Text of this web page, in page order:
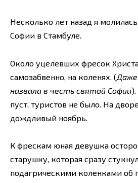
Несколько лет назад я
Софии в Стамбуле.
Около уцелевших фресок
самозабвенно, на коленях. (Даже
назвала в честь святой Софии).
пуст, туристов не было. На
дождливый ноябрь.
К фрескам юная девушка
старушку, которая сразу
подагрическими коленками об